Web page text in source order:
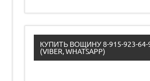
КУПИТЬ ВОЩИНУ 8-915-923-64-
(VIBER, WHATSAPP)